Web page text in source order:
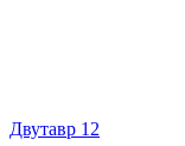
Двутавр 12